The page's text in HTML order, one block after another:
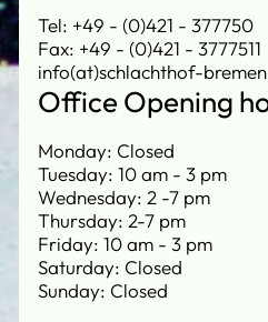
Tel: +49 - (0)421 - 377750
Fax: +49 - (0)421 - 3777511
info(at)schlachthof-
Office Opening
Monday: Closed
Tuesday: 10 am - 3 pm
Wednesday: 2 -7 pm
Thursday: 2-7 pm
Friday: 10 am - 3 pm
Saturday: Closed
Sunday: Closed